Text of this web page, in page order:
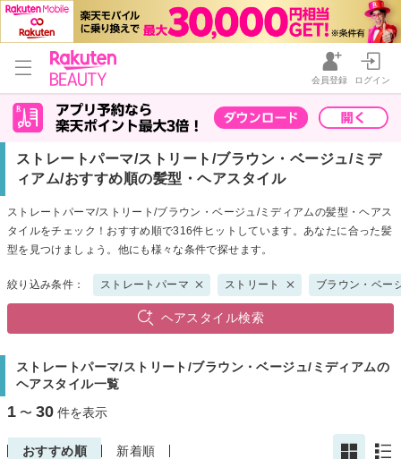
会員登録 ログイン
ストレートパーマ/ストリート/ブラウン・ベージュ/ミデ
ィアム/おすすめ順の髪型・ヘアスタイル
ストレートパーマ/ストリート/ブラウン・ベージュ/ミディアムの髪型・ヘアス
タイルをチェック！おすすめ順で316件ヒットしています。あなたに合った髪
型を見つけましょう。他にも様々な条件で探せます。
絞り込み条件： ストレートパーマ ストリート ブラウン・ベー
ヘアスタイル検索
ストレートパーマ/ストリート/ブラウン・ベージュ/ミディアムの
ヘアスタイル一覧
1 〜 30 件を表示
おすすめ順 新着順